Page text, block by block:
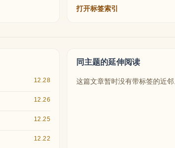
打开标签索引
12.28
12.26
12.25
12.22
同主题的延伸阅读
这篇文章暂时没有带标签的近